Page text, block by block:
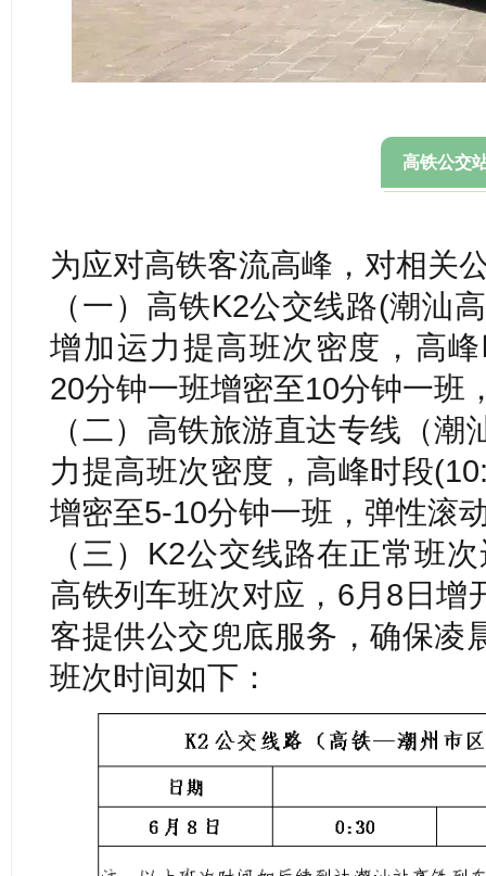
高铁公交
为应对高铁客流高峰，对相关
（一）高铁K2公交线路(潮
增加运力提高班次密度，高
20分钟一班增密至10分钟一班
（二）高铁旅游直达专线（
力提高班次密度，高峰时段
增密至5-10分钟一班，弹性滚
（三）K2公交线路在正常班
高铁列车班次对应，6月8日增
客提供公交兜底服务，确保凌
班次时间如下：